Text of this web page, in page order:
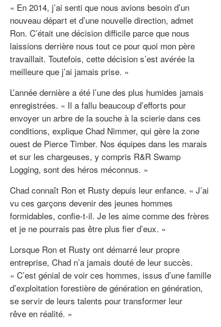
« En 2014, j’ai senti que nous avions besoin d’un
nouveau départ et d’une nouvelle direction, admet
Ron. C’était une décision difficile parce que nous
laissions derrière nous tout ce pour quoi mon père
travaillait. Toutefois, cette décision s’est avérée la
meilleure que j’ai jamais prise. »
L’année dernière a été l’une des plus humides jamais
enregistrées. « Il a fallu beaucoup d’efforts pour
envoyer un arbre de la souche à la scierie dans ces
conditions, explique Chad Nimmer, qui gère la zone
ouest de Pierce Timber. Nos équipes dans les marais
et sur les chargeuses, y compris R&R Swamp
Logging, sont des héros méconnus. »
Chad connaît Ron et Rusty depuis leur enfance. « J’ai
vu ces garçons devenir des jeunes hommes
formidables, confie-t-il. Je les aime comme des frères
et je ne pourrais pas être plus fier d’eux. »
Lorsque Ron et Rusty ont démarré leur propre
entreprise, Chad n’a jamais douté de leur succès.
« C’est génial de voir ces hommes, issus d’une famille
d’exploitation forestière de génération en génération,
se servir de leurs talents pour transformer leur
rêve en réalité. »